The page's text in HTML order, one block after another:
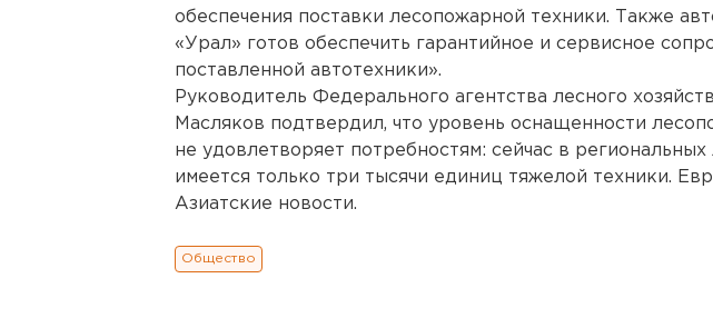
обеспечения поставки лесопожарной техники. Также
«Урал» готов обеспечить гарантийное и сервисное
поставленной автотехники».
Руководитель Федерального агентства лесного
Масляков подтвердил, что уровень оснащенности
не удовлетворяет потребностям: сейчас в региональных
имеется только три тысячи единиц тяжелой техники.
Азиатские новости.
Общество